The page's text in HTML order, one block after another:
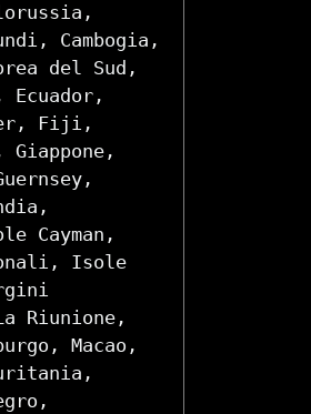
Cambogia,
del Sud,
Ecuador,
Fiji,
Cayman,
Isole
Riunione,
Macao,